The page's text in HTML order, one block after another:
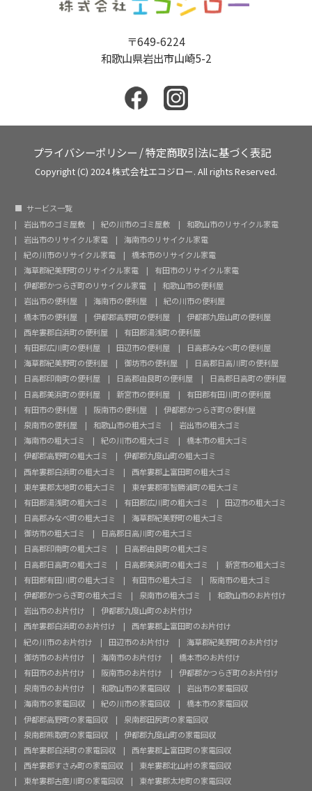
〒649-6224
和歌山県岩出市山崎5-2
プライバシーポリシー /特定商取引法に基づく表記
Copyright (C) 2024 株式会社エコジロー. All rights Reserved.
サービス一覧
岩出市のゴミ屋敷
紀の川市のゴミ屋敷
和歌山市のリサイクル家電
岩出市のリサイクル家電
海南市のリサイクル家電
紀の川市のリサイクル家電
橋本市のリサイクル家電
海草郡紀美野町のリサイクル家電
有田市のリサイクル家電
伊都郡かつらぎ町のリサイクル家電
和歌山市の便利屋
岩出市の便利屋
海南市の便利屋
紀の川市の便利屋
橋本市の便利屋
伊都郡高野町の便利屋
伊都郡九度山町の便利屋
西牟婁郡白浜町の便利屋
有田郡湯浅町の便利屋
有田郡広川町の便利屋
田辺市の便利屋
日高郡みなべ町の便利屋
海草郡紀美野町の便利屋
御坊市の便利屋
日高郡日高川町の便利屋
日高郡印南町の便利屋
日高郡由良町の便利屋
日高郡日高町の便利屋
日高郡美浜町の便利屋
新宮市の便利屋
有田郡有田川町の便利屋
有田市の便利屋
阪南市の便利屋
伊都郡かつらぎ町の便利屋
泉南市の便利屋
和歌山市の粗大ゴミ
岩出市の粗大ゴミ
海南市の粗大ゴミ
紀の川市の粗大ゴミ
橋本市の粗大ゴミ
伊都郡高野町の粗大ゴミ
伊都郡九度山町の粗大ゴミ
西牟婁郡白浜町の粗大ゴミ
西牟婁郡上富田町の粗大ゴミ
東牟婁郡太地町の粗大ゴミ
東牟婁郡那智勝浦町の粗大ゴミ
有田郡湯浅町の粗大ゴミ
有田郡広川町の粗大ゴミ
田辺市の粗大ゴミ
日高郡みなべ町の粗大ゴミ
海草郡紀美野町の粗大ゴミ
御坊市の粗大ゴミ
日高郡日高川町の粗大ゴミ
日高郡印南町の粗大ゴミ
日高郡由良町の粗大ゴミ
日高郡日高町の粗大ゴミ
日高郡美浜町の粗大ゴミ
新宮市の粗大ゴミ
有田郡有田川町の粗大ゴミ
有田市の粗大ゴミ
阪南市の粗大ゴミ
伊都郡かつらぎ町の粗大ゴミ
泉南市の粗大ゴミ
和歌山市のお片付け
岩出市のお片付け
伊都郡九度山町のお片付け
西牟婁郡白浜町のお片付け
西牟婁郡上富田町のお片付け
紀の川市のお片付け
田辺市のお片付け
海草郡紀美野町のお片付け
御坊市のお片付け
海南市のお片付け
橋本市のお片付け
有田市のお片付け
阪南市のお片付け
伊都郡かつらぎ町のお片付け
泉南市のお片付け
和歌山市の家電回収
岩出市の家電回収
海南市の家電回収
紀の川市の家電回収
橋本市の家電回収
伊都郡高野町の家電回収
泉南郡田尻町の家電回収
泉南郡熊取町の家電回収
伊都郡九度山町の家電回収
西牟婁郡白浜町の家電回収
西牟婁郡上富田町の家電回収
西牟婁郡すさみ町の家電回収
東牟婁郡北山村の家電回収
東牟婁郡古座川町の家電回収
東牟婁郡太地町の家電回収